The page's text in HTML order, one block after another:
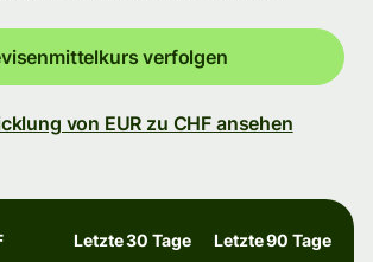
verfolgen
von EUR zu CHF ansehen
Letzte 30 Tage Letzte 90 Tage